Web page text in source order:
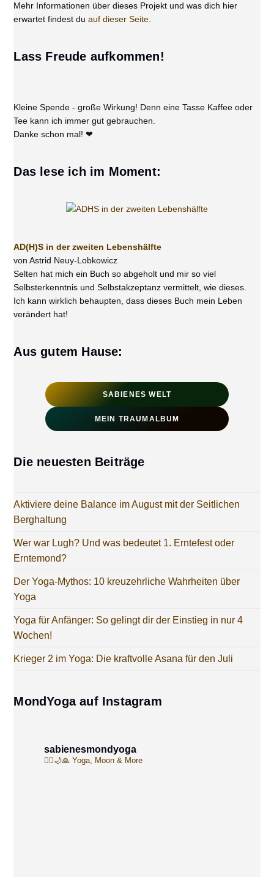
Mehr Informationen über dieses Projekt und was dich hier
erwartet findest du auf dieser Seite.
Lass Freude aufkommen!
Kleine Spende - große Wirkung! Denn eine Tasse Kaffee oder
Tee kann ich immer gut gebrauchen.
Danke schon mal! ❤
Das lese ich im Moment:
AD(H)S in der zweiten Lebenshälfte
von Astrid Neuy-Lobkowicz
Selten hat mich ein Buch so abgeholt und mir so viel
Selbsterkenntnis und Selbstakzeptanz vermittelt, wie dieses.
Ich kann wirklich behaupten, dass dieses Buch mein Leben
verändert hat!
Aus gutem Hause:
SABIENES WELT
MEIN TRAUMALBUM
Die neuesten Beiträge
Aktiviere deine Balance im August mit der Seitlichen
Berghaltung
Wer war Lugh? Und was bedeutet 1. Erntefest oder
Erntemond?
Der Yoga-Mythos: 10 kreuzehrliche Wahrheiten über
Yoga
Yoga für Anfänger: So gelingt dir der Einstieg in nur 4
Wochen!
Krieger 2 im Yoga: Die kraftvolle Asana für den Juli
MondYoga auf Instagram
sabienesmondyoga
🧘‍♀️🌙🙏 Yoga, Moon & More